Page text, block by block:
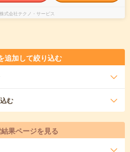
株式会社テクノ・サービス
追加して絞り込む
む
果ページを見る